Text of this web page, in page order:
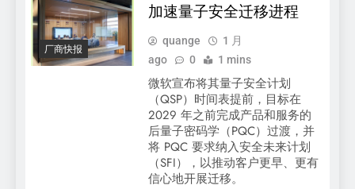
厂商快报
加速量子安全迁移进程
quange
1 月
ago
0 1 mins
微软宣布将其量子安全计划
（QSP）时间表提前，目标在
2029 年之前完成产品和服务的
后量子密码学（PQC）过渡，并
将 PQC 要求纳入安全未来计划
（SFI），以推动客户更早、更有
信心地开展迁移。